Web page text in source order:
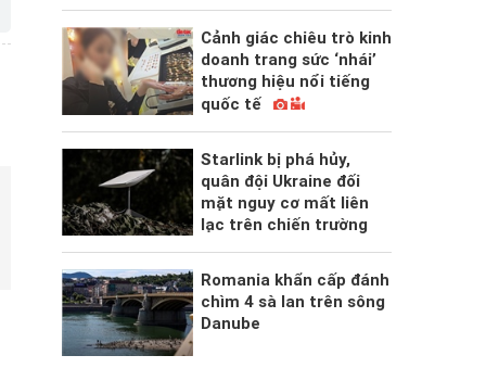
Cảnh giác chiêu trò kinh
doanh trang sức ‘nhái’
thương hiệu nổi tiếng
quốc tế
Starlink bị phá hủy,
quân đội Ukraine đối
mặt nguy cơ mất liên
lạc trên chiến trường
Romania khẩn cấp đánh
chìm 4 sà lan trên sông
Danube